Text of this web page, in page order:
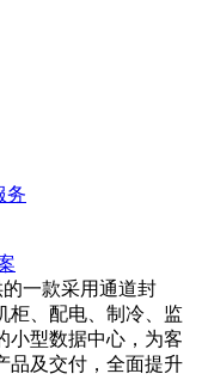
务
一款采用通道封
柜、配电、制冷、监
小型数据中心，为客
品及交付，全面提升